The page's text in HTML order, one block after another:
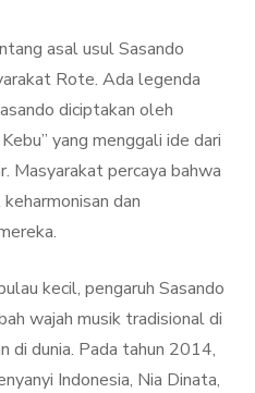
asal usul Sasando
Rote. Ada legenda
diciptakan oleh
yang menggali ide dari
Masyarakat percaya bahwa
dan
kecil, pengaruh Sasando
wajah musik tradisional di
di dunia. Pada tahun 2014,
Indonesia, Nia Dinata,